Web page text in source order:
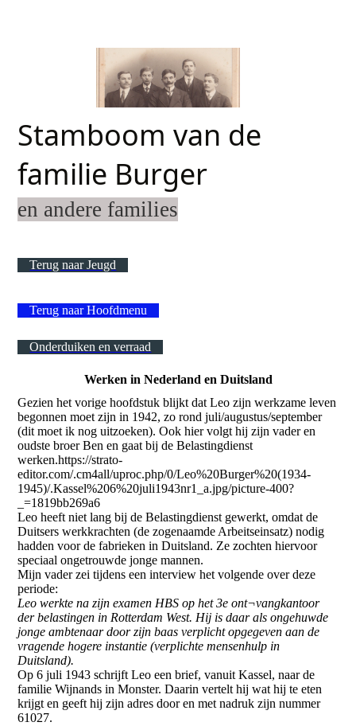
Stamboom van de
familie Burger
en andere families
Terug naar Jeugd
Terug naar Hoofdmenu
Onderduiken en verraad
Werken in Nederland en Duitsland
Gezien het vorige hoofdstuk blijkt dat Leo zijn werkzame leven
begonnen moet zijn in 1942, zo rond juli/augustus/september
(dit moet ik nog uitzoeken). Ook hier volgt hij zijn vader en
oudste broer Ben en gaat bij de Belastingdienst
werken.https://strato-
editor.com/.cm4all/uproc.php/0/Leo%20Burger%20(1934-
1945)/.Kassel%206%20juli1943nr1_a.jpg/picture-400?
_=1819bb269a6
Leo heeft niet lang bij de Belastingdienst gewerkt, omdat de
Duitsers werkkrachten (de zogenaamde Arbeitseinsatz) nodig
hadden voor de fabrieken in Duitsland. Ze zochten hiervoor
speciaal ongetrouwde jonge mannen.
Mijn vader zei tijdens een interview het volgende over deze
periode:
Leo werkte na zijn examen HBS op het 3e ont¬vangkantoor
der belastingen in Rotterdam West. Hij is daar als ongehuwde
jonge ambtenaar door zijn baas verplicht opgegeven aan de
vragende hogere instantie (verplichte mensenhulp in
Duitsland).
Op 6 juli 1943 schrijft Leo een brief, vanuit Kassel, naar de
familie Wijnands in Monster. Daarin vertelt hij wat hij te eten
krijgt en geeft hij zijn adres door en met nadruk zijn nummer
61027.